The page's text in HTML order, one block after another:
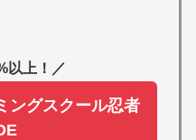
以上！／
ングスクール忍者